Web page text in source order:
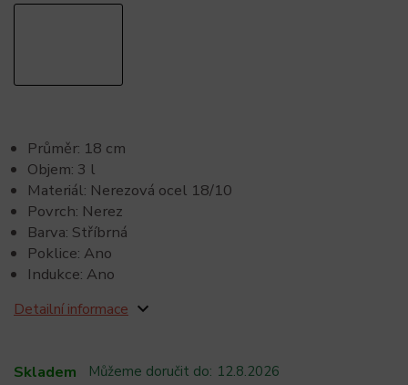
Skladem Můžeme doručit do: 12.8.2026
Průměr: 18 cm
Objem: 3 l
Materiál: Nerezová ocel 18/10
Povrch: Nerez
Barva: Stříbrná
Poklice: Ano
Indukce: Ano
Detailní informace